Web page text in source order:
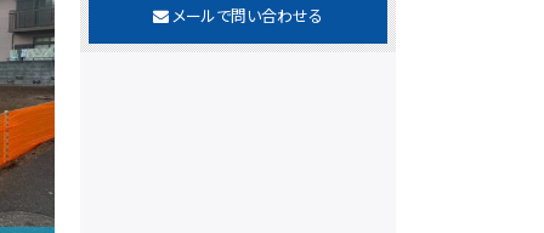
メールで問い合わせる